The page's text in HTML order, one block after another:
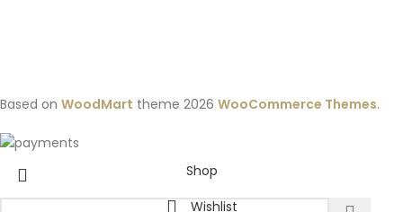
Based on WoodMart theme 2026 WooCommerce Themes.
Shop
Wishlist